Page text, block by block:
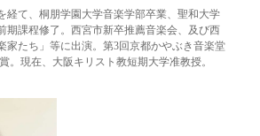
経て、桐朋学園大学音楽学部卒業、聖和大学
期課程修了。西宮市新卒推薦音楽会、及び西
家たち」等に出演。第3回京都かやぶき音楽堂
。現在、大阪キリスト教短期大学准教授。